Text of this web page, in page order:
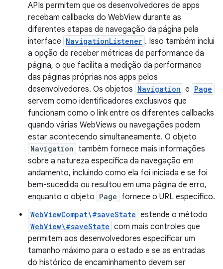
APIs permitem que os desenvolvedores de apps
recebam callbacks do WebView durante as
diferentes etapas de navegação da página pela
interface NavigationListener . Isso também inclui
a opção de receber métricas de performance da
página, o que facilita a medição da performance
das páginas próprias nos apps pelos
desenvolvedores. Os objetos Navigation e Page
servem como identificadores exclusivos que
funcionam como o link entre os diferentes callbacks
quando várias WebViews ou navegações podem
estar acontecendo simultaneamente. O objeto
Navigation também fornece mais informações
sobre a natureza específica da navegação em
andamento, incluindo como ela foi iniciada e se foi
bem-sucedida ou resultou em uma página de erro,
enquanto o objeto Page fornece o URL específico.
WebViewCompat\#saveState estende o método
WebView\#saveState com mais controles que
permitem aos desenvolvedores especificar um
tamanho máximo para o estado e se as entradas
do histórico de encaminhamento devem ser